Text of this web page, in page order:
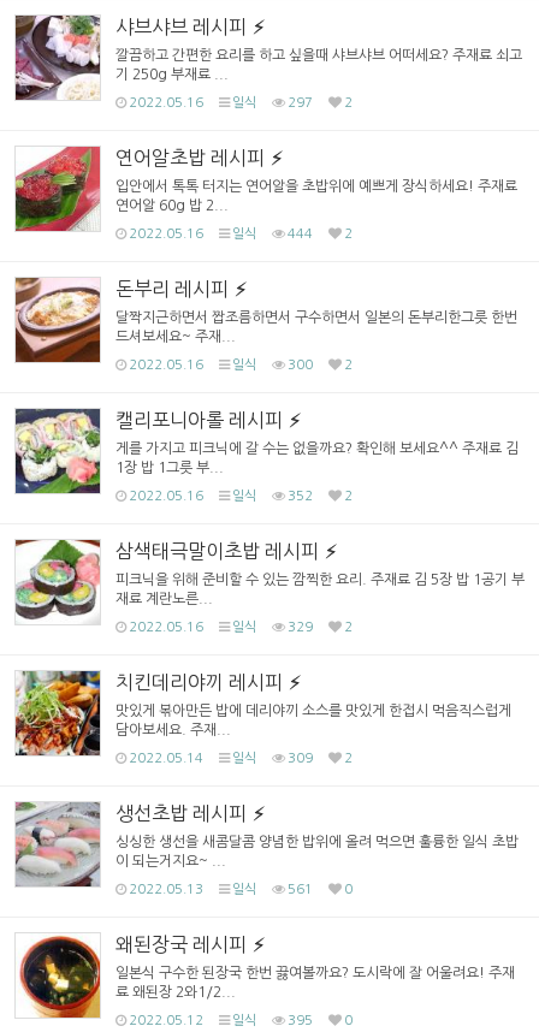
샤브샤브 레시피
깔끔하고 간편한 요리를 하고 싶을때 샤브샤브 어떠세요? 주재료 쇠고
기 250g 부재료 ...
2022.05.16 일식 297 2
연어알초밥 레시피
입안에서 톡톡 터지는 연어알을 초밥위에 예쁘게 장식하세요! 주재료
연어알 60g 밥 2...
2022.05.16 일식 444 2
돈부리 레시피
달짝지근하면서 짭조름하면서 구수하면서 일본의 돈부리한그릇 한번
드셔보세요~ 주재...
2022.05.16 일식 300 2
캘리포니아롤 레시피
게를 가지고 피크닉에 갈 수는 없을까요? 확인해 보세요^^ 주재료 김
1장 밥 1그릇 부...
2022.05.16 일식 352 2
삼색태극말이초밥 레시피
피크닉을 위해 준비할 수 있는 깜찍한 요리. 주재료 김 5장 밥 1공기 부
재료 계란노른...
2022.05.16 일식 329 2
치킨데리야끼 레시피
맛있게 볶아만든 밥에 데리야끼 소스를 맛있게 한접시 먹음직스럽게
담아보세요. 주재...
2022.05.14 일식 309 2
생선초밥 레시피
싱싱한 생선을 새콤달콤 양념한 밥위에 올려 먹으면 훌륭한 일식 초밥
이 되는거지요~ ...
2022.05.13 일식 561 0
왜된장국 레시피
일본식 구수한 된장국 한번 끓여볼까요? 도시락에 잘 어울려요! 주재
료 왜된장 2와1/2...
2022.05.12 일식 395 0